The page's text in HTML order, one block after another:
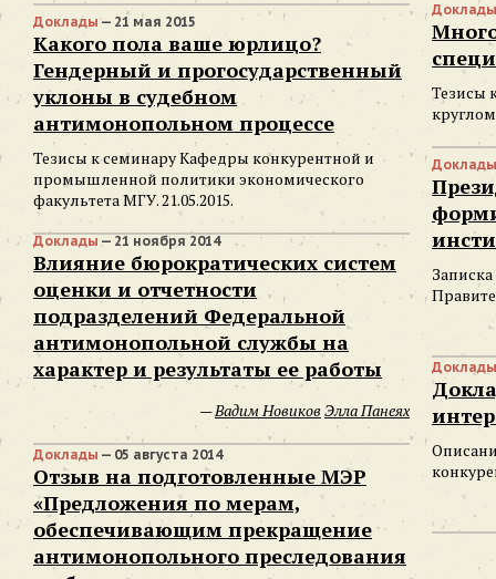
Доклады
Тезисы
Доклады — 21 мая 2015
Какого пола ваше юрлицо?
Гендерный и прогосударственный
уклоны в судебном
антимонопольном процессе
Тезисы к семинару Кафедры конкурентной и
промышленной политики экономического
факультета МГУ. 21.05.2015.
Доклады
Доклады — 21 ноября 2014
Влияние бюрократических систем
оценки и отчетности
подразделений Федеральной
антимонопольной службы на
характер и результаты ее работы
—Вадим НовиковЭлла Панеях
Доклады
Доклады — 05 августа 2014
Отзыв на подготовленные МЭР
«Предложения по мерам,
обеспечивающим прекращение
антимонопольного преследования